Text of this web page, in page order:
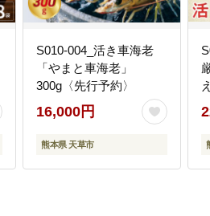
S010-004_活き車海老
「やまと車海老」
300g〈先行予約〉
16,000円
熊本県 天草市